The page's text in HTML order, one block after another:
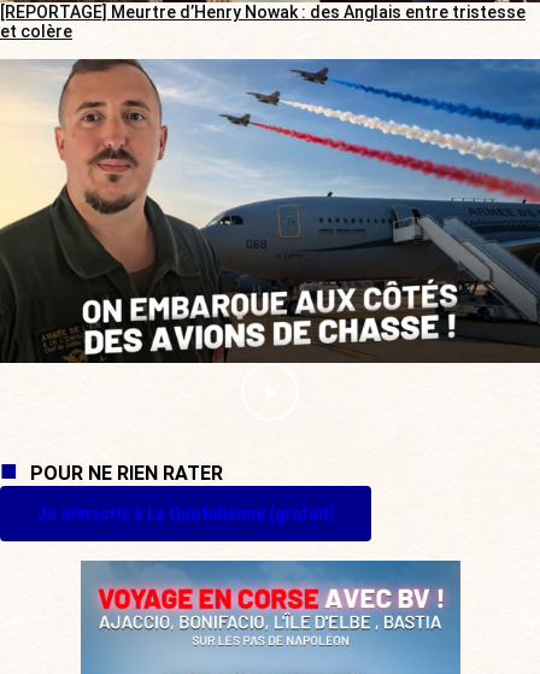
[REPORTAGE] Meurtre d’Henry Nowak : des Anglais entre tristesse
et colère
POUR NE RIEN RATER
Je m'inscris à La Quotidienne (gratuit)